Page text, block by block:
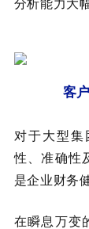
分析能力大
客
对于大型集
性、准确性
是企业财务
在瞬息万变